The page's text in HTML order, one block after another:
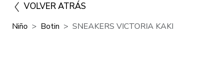
VOLVER ATRÁS
Niño Botin SNEAKERS VICTORIA KAKI